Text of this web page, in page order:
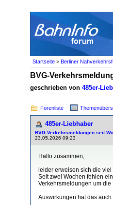
Startseite > Berliner
BVG-
geschrieben von 485er-
Forenliste
485er-Liebhaber
BVG-Verkehrsmeldungen seit
23.05.2026 09:23
Hallo zusammen,
leider erweisen sich die
Seit zwei Wochen fehlen
Verkehrsmeldungen um
Auswirkungen hat das